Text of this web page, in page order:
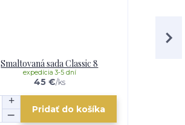
Smaltovaná sada Classic 8
45 €/ks
expedícia 3-5 dní
Pridať do košíka